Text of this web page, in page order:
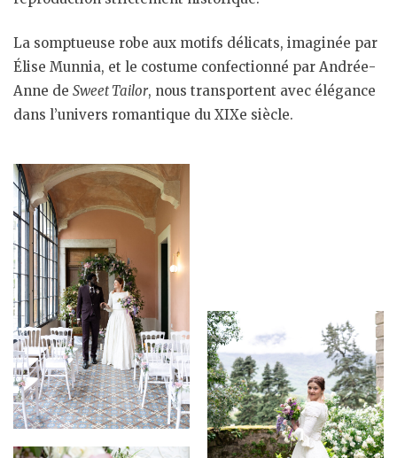
La somptueuse robe aux motifs délicats, imaginée par
Élise Munnia, et le costume confectionné par Andrée-
Anne de Sweet Tailor, nous transportent avec élégance
dans l’univers romantique du XIXe siècle.